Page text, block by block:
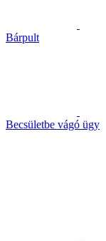
Bárpult
Becsületbe vágó ügy